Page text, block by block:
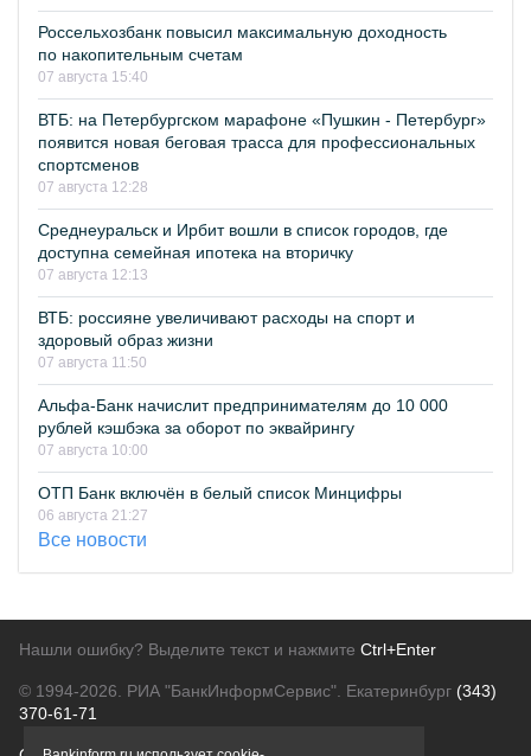
Россельхозбанк повысил максимальную доходность
по накопительным счетам
07 августа 15:40
ВТБ: на Петербургском марафоне «Пушкин - Петербург»
появится новая беговая трасса для профессиональных
спортсменов
07 августа 12:28
Среднеуральск и Ирбит вошли в список городов, где
доступна семейная ипотека на вторичку
07 августа 12:13
ВТБ: россияне увеличивают расходы на спорт и
здоровый образ жизни
07 августа 11:50
Альфа-Банк начислит предпринимателям до 10 000
рублей кэшбэка за оборот по эквайрингу
07 августа 10:00
ОТП Банк включён в белый список Минцифры
06 августа 21:27
Все новости
Нашли ошибку? Выделите текст и нажмите Ctrl+Enter
© 1994-2026. РИА "БанкИнформСервис". Екатеринбург (343)
370-61-71